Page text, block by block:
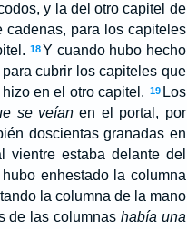
y la del otro capitel de
para los capiteles
18Y cuando hubo hecho
cubrir los capiteles que
en el otro capitel. 19 Los
se veíanen el portal, por
doscientas granadas en
vientre estaba delante del
enhestado la columna
la columna de la mano
de las columnas había una